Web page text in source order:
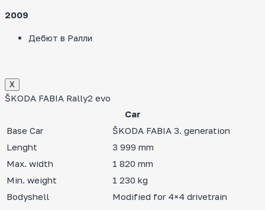
2009
Дебют в Ралли
Х
ŠKODA FABIA Rally2 evo
Car
Base Car
ŠKODA FABIA 3. generation
Lenght
3 999 mm
Max. width
1 820 mm
Min. weight
1 230 kg
Bodyshell
Modified for 4×4 drivetrain